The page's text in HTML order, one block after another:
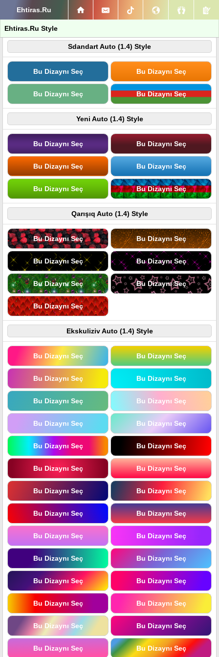
Ehtiras.Ru
Ehtiras.Ru Style
Sdandart Auto (1.4) Style
Bu Dizaynı Seç Bu Dizaynı Seç
Bu Dizaynı Seç Bu Dizaynı Seç
Yeni Auto (1.4) Style
Bu Dizaynı Seç Bu Dizaynı Seç
Bu Dizaynı Seç Bu Dizaynı Seç
Bu Dizaynı Seç Bu Dizaynı Seç
Qarışıq Auto (1.4) Style
Bu Dizaynı Seç Bu Dizaynı Seç
Bu Dizaynı Seç Bu Dizaynı Seç
Bu Dizaynı Seç Bu Dizaynı Seç
Bu Dizaynı Seç
Ekskuliziv Auto (1.4) Style
Bu Dizaynı Seç Bu Dizaynı Seç
Bu Dizaynı Seç Bu Dizaynı Seç
Bu Dizaynı Seç Bu Dizaynı Seç
Bu Dizaynı Seç Bu Dizaynı Seç
Bu Dizaynı Seç Bu Dizaynı Seç
Bu Dizaynı Seç Bu Dizaynı Seç
Bu Dizaynı Seç Bu Dizaynı Seç
Bu Dizaynı Seç Bu Dizaynı Seç
Bu Dizaynı Seç Bu Dizaynı Seç
Bu Dizaynı Seç Bu Dizaynı Seç
Bu Dizaynı Seç Bu Dizaynı Seç
Bu Dizaynı Seç Bu Dizaynı Seç
Bu Dizaynı Seç Bu Dizaynı Seç
Bu Dizaynı Seç Bu Dizaynı Seç